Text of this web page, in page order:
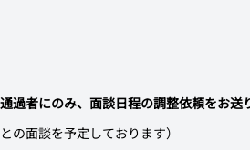
通過者にのみ、面談日程の調整依頼をお送
面談を予定しております）